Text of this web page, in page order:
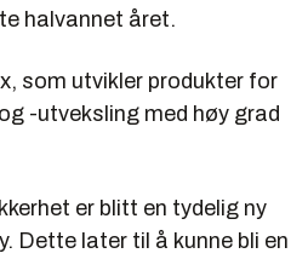
halvannet året.
som utvikler produkter for
-utveksling med høy grad
er blitt en tydelig ny
Dette later til å kunne bli en